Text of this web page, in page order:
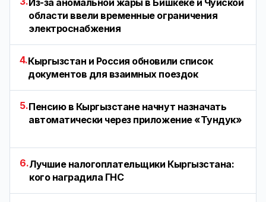
Из-за аномальной жары в Бишкеке и Чуйской
области ввели временные ограничения
электроснабжения
4.Кыргызстан и Россия обновили список
документов для взаимных поездок
5.Пенсию в Кыргызстане начнут назначать
автоматически через приложение «Тундук»
6.Лучшие налогоплательщики Кыргызстана:
кого наградила ГНС